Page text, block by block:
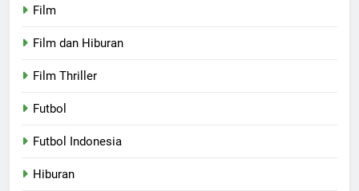
Film
Film dan Hiburan
Film Thriller
Futbol
Futbol Indonesia
Hiburan